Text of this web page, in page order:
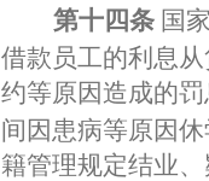
第十四条国
借款员工的利息
约等原因造成的
间因患病等原因
籍管理规定结业